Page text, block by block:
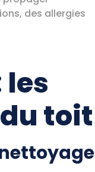
des allergies
toit